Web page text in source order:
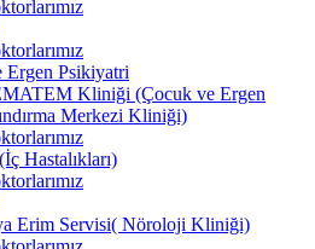
Ergen Psikiyatri
Kliniği (Çocuk ve Ergen
Merkezi Kliniği)
Hastalıkları)
Erim Servisi( Nöroloji Kliniği)